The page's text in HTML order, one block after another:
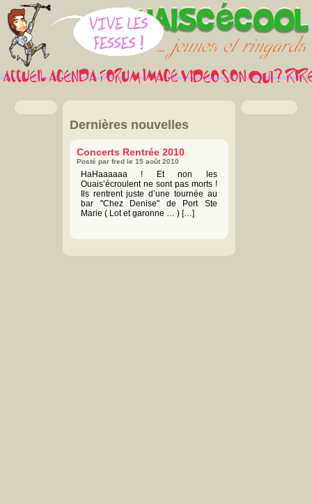
Dernières nouvelles
Concerts Rentrée 2010
Posté par fred le 15 août 2010
HaHaaaaaa ! Et non les
Ouais’écroulent ne sont pas morts !
Ils rentrent juste d’une tournée au
bar "Chez Denise" de Port Ste
Marie ( Lot et garonne … ) […]